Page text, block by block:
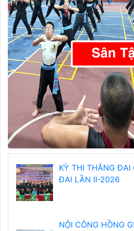
KỲ THI THĂNG ĐAI
ĐAI LẦN II-2026
NỘI CÔNG HỒNG